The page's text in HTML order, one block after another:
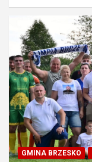
GMINA BRZESKO